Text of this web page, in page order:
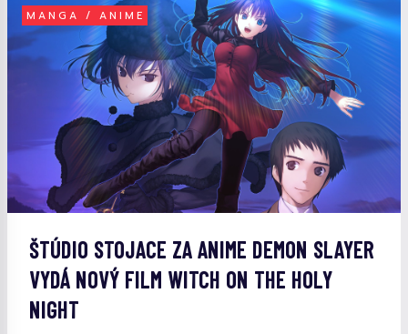
MANGA / ANIME
ŠTÚDIO STOJACE ZA ANIME DEMON SLAYER
VYDÁ NOVÝ FILM WITCH ON THE HOLY
NIGHT